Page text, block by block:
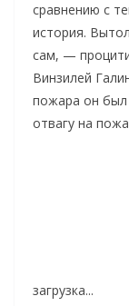
сравнению с
история.
сам, —
Винзилей
пожара он был
отвагу на
загрузка...